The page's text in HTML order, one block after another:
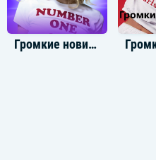
Громкие новинки: Декабрь 2024